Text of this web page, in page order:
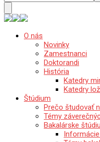
Katedra mineralógie,
Prírodovedecká
v Bratislave
O nás
Novinky
Zamestnanci
Doktorandi
História
Katedry
Katedry
Štúdium
Prečo študovať
Témy
Bakalárske